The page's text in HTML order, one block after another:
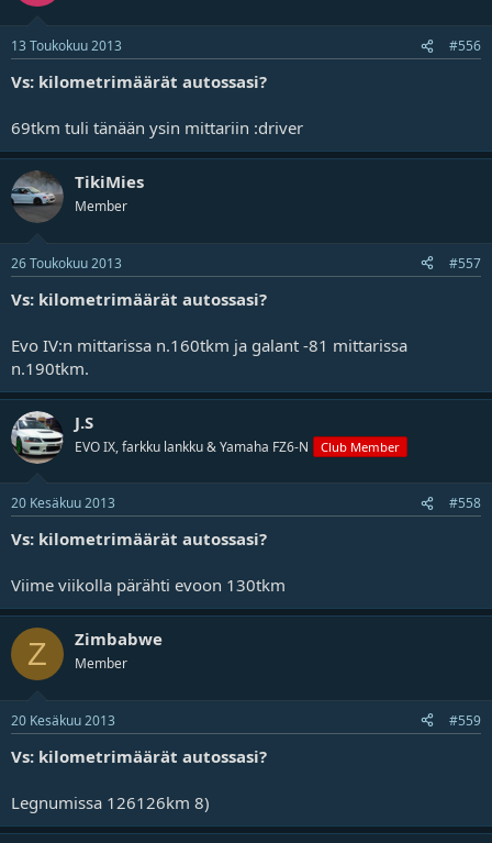
13 Toukokuu 2013 #556
Vs: kilometrimäärät autossasi?
69tkm tuli tänään ysin mittariin :driver
TikiMies
Member
26 Toukokuu 2013 #557
Vs: kilometrimäärät autossasi?
Evo IV:n mittarissa n.160tkm ja galant -81 mittarissa
n.190tkm.
J.S
EVO IX, farkku lankku & Yamaha FZ6-N Club Member
20 Kesäkuu 2013 #558
Vs: kilometrimäärät autossasi?
Viime viikolla pärähti evoon 130tkm
Z Zimbabwe
Member
20 Kesäkuu 2013 #559
Vs: kilometrimäärät autossasi?
Legnumissa 126126km 8)